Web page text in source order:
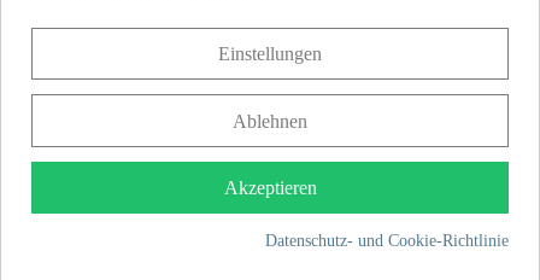
KONTAKT
Franz Joseph Schütte GmbH
49134 Wallenhorst
Einstellungen
Ablehnen
Akzeptieren
Datenschutz- und Cookie-Richtlinie